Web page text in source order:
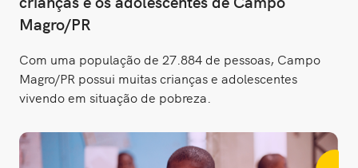
Magro/PR
Com uma população de 27.884 de pessoas, Campo
Magro/PR possui muitas crianças e adolescentes
vivendo em situação de pobreza.